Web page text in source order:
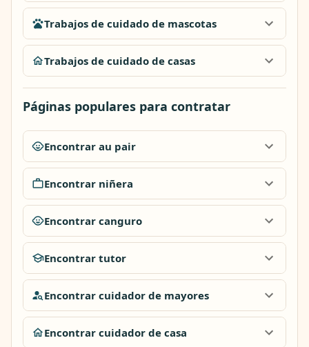
Trabajos de cuidado de mascotas
Trabajos de cuidado de casas
Páginas populares para contratar
Encontrar au pair
Encontrar niñera
Encontrar canguro
Encontrar tutor
Encontrar cuidador de mayores
Encontrar cuidador de casa